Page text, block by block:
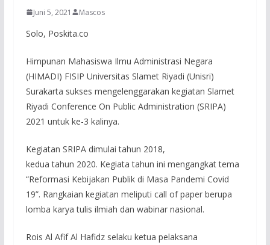
Juni 5, 2021 Mascos
Solo, Poskita.co
Himpunan Mahasiswa Ilmu Administrasi Negara
(HIMADI) FISIP Universitas Slamet Riyadi (Unisri)
Surakarta sukses mengelenggarakan kegiatan Slamet
Riyadi Conference On Public Administration (SRIPA)
2021 untuk ke-3 kalinya.
Kegiatan SRIPA dimulai tahun 2018,
kedua tahun 2020. Kegiata tahun ini mengangkat tema
“Reformasi Kebijakan Publik di Masa Pandemi Covid
19”. Rangkaian kegiatan meliputi call of paper berupa
lomba karya tulis ilmiah dan wabinar nasional.
Rois Al Afif Al Hafidz selaku ketua pelaksana